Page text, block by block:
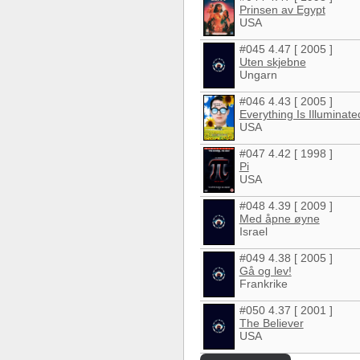
Prinsen av Egypt
USA
#045 4.47 [ 2005 ]
Uten skjebne
Ungarn
#046 4.43 [ 2005 ]
Everything Is
USA
#047 4.42 [ 1998 ]
Pi
USA
#048 4.39 [ 2009 ]
Med åpne øyne
Israel
#049 4.38 [ 2005 ]
Gå og lev!
Frankrike
#050 4.37 [ 2001 ]
The Believer
USA